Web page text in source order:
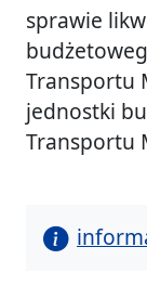
sprawie
Transportu
jednostki
Transportu